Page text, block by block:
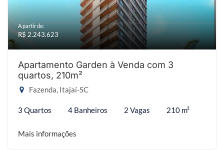
A partir de:
R$ 2.243.623
Apartamento Garden à Venda com 3
quartos, 210m²
Fazenda, Itajaí-SC
3 Quartos 4 Banheiros 2 Vagas 210 m²
Mais informações